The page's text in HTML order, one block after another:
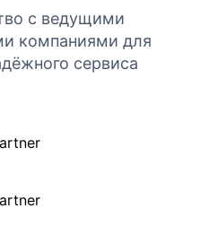
с ведущими
компаниями для
сервиса